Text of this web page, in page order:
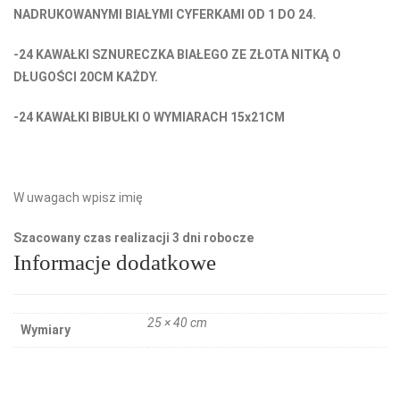
NADRUKOWANYMI BIAŁYMI CYFERKAMI OD 1 DO 24.
-24 KAWAŁKI SZNURECZKA BIAŁEGO ZE ZŁOTA NITKĄ O
DŁUGOŚCI 20CM KAŻDY.
-24 KAWAŁKI BIBUŁKI O WYMIARACH 15x21CM
W uwagach wpisz imię
Szacowany czas realizacji 3 dni robocze
Informacje dodatkowe
Wymiary 25 × 40 cm